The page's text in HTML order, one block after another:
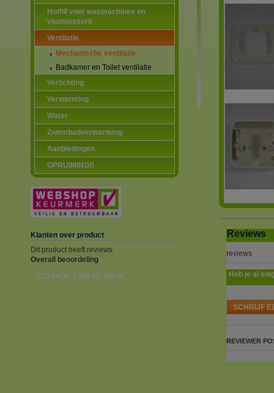
Hotfill voor wasmachines en
vaatwassers
Ventilatie
Mechanische ventilatie
Badkamer en Toilet ventilatie
Verlichting
Verwarming
Water
Zwembadverwarming
Aanbiedingen
OPRUIMING!!
Klanten over product
Dit product heeft reviews
Overall beoordeling
SCHRIJF EEN REVIEW
Reviews
reviews
Heb je al
SCHRIJF
REVIEWER